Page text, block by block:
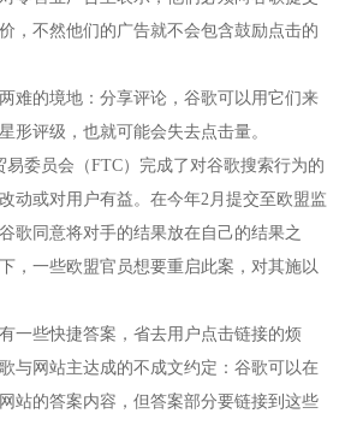
，不然他们的广告就不会包含鼓励点击的
难的境地：分享评论，谷歌可以用它们来
形评级，也就可能会失去点击量。
易委员会（FTC）完成了对谷歌搜索行为的
动或对用户有益。在今年2月提交至欧盟监
歌同意将对手的结果放在自己的结果之
，一些欧盟官员想要重启此案，对其施以
一些快捷答案，省去用户点击链接的烦
与网站主达成的不成文约定：谷歌可以在
站的答案内容，但答案部分要链接到这些